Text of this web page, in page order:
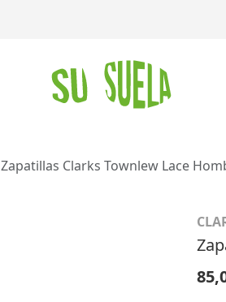
Zapatillas Clarks Townlew Lace